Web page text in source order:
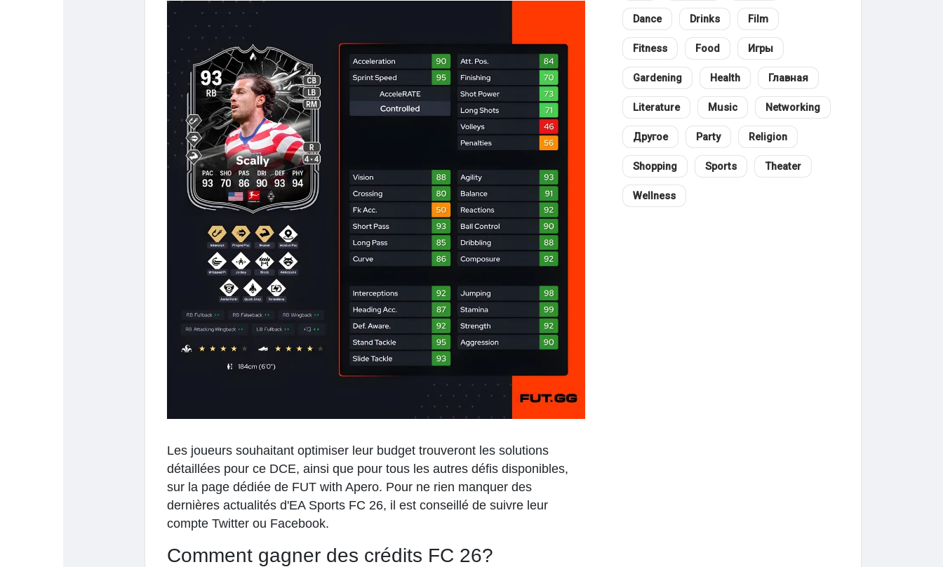
Les joueurs souhaitant optimiser leur budget trouveront les solutions
détaillées pour ce DCE, ainsi que pour tous les autres défis disponibles,
sur la page dédiée de FUT with Apero. Pour ne rien manquer des
dernières actualités d'EA Sports FC 26, il est conseillé de suivre leur
compte Twitter ou Facebook.
Comment gagner des crédits FC 26?
Dance Drinks Film
Fitness Food Игры
Gardening Health Главная
Literature Music Networking
Другое Party Religion
Shopping Sports Theater
Wellness